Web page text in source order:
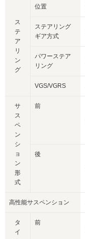
ス
テ
ア
リ
ン
グ
位置
ステアリング
ギア方式
パワーステア
リング
VGS/VGRS
サ
ス
ペ
ン
シ
ョ
ン
形
式
前
後
高性能サスペンション
タ
イ
前